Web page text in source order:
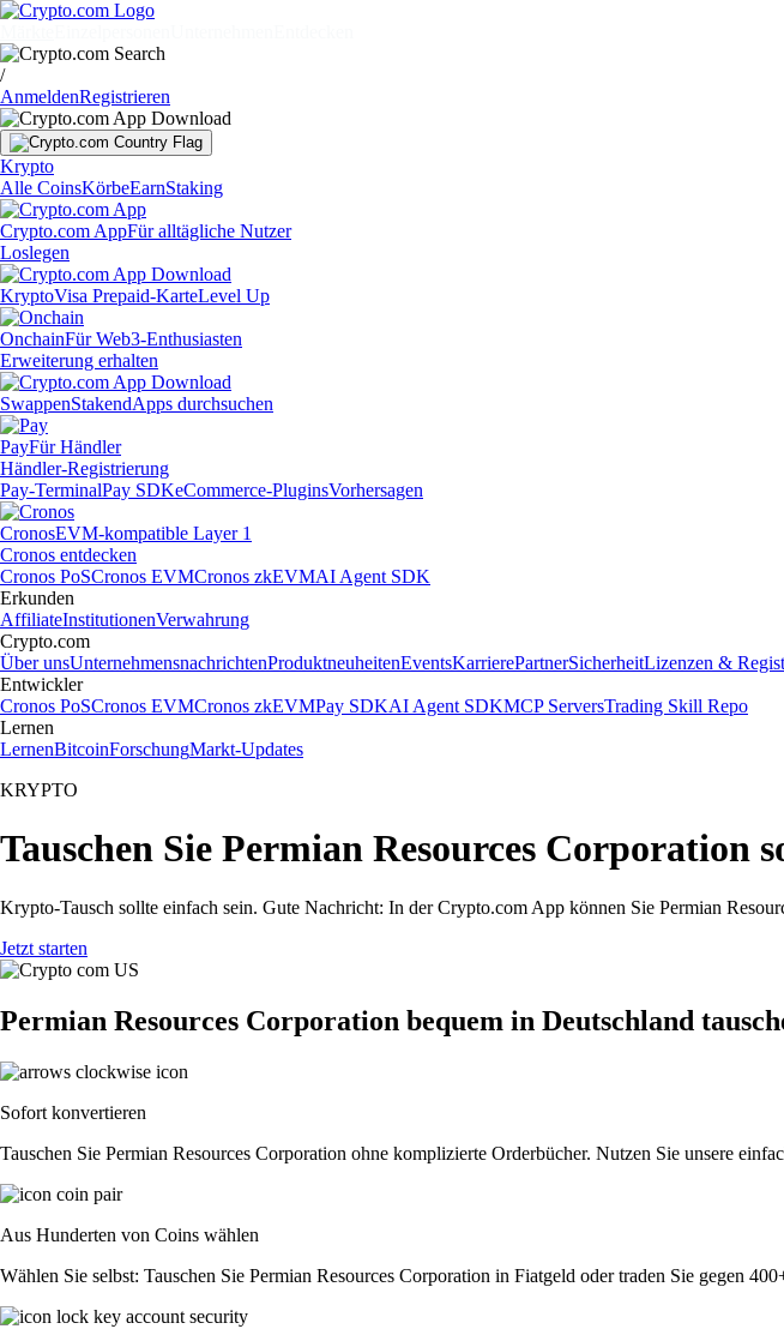
/
AnmeldenRegistrieren
Krypto
Alle CoinsKörbeEarnStaking
Crypto.com AppFür alltägliche Nutzer
Loslegen
KryptoVisa Prepaid-KarteLevel Up
OnchainFür Web3-Enthusiasten
Erweiterung erhalten
SwappenStakendApps durchsuchen
PayFür Händler
Händler-Registrierung
Pay-TerminalPay SDKeCommerce-PluginsVorhersagen
CronosEVM-kompatible Layer 1
Cronos entdecken
Cronos PoSCronos EVMCronos zkEVMAI Agent SDK
Erkunden
AffiliateInstitutionenVerwahrung
Crypto.com
Über unsUnternehmensnachrichtenProduktneuheitenEventsKarrierePartnerSicherheitLizenzen &
Entwickler
Cronos PoSCronos EVMCronos zkEVMPay SDKAI Agent SDKMCP ServersTrading Skill Repo
Lernen
LernenBitcoinForschungMarkt-Updates
KRYPTO
Tauschen Sie Permian Resources Corporation
Krypto-Tausch sollte einfach sein. Gute Nachricht: In der Crypto.com App können Sie Permian
Jetzt starten
Permian Resources Corporation bequem in Deutschland
Sofort konvertieren
Tauschen Sie Permian Resources Corporation ohne komplizierte Orderbücher. Nutzen Sie unsere
Aus Hunderten von Coins wählen
Wählen Sie selbst: Tauschen Sie Permian Resources Corporation in Fiatgeld oder traden Sie gegen